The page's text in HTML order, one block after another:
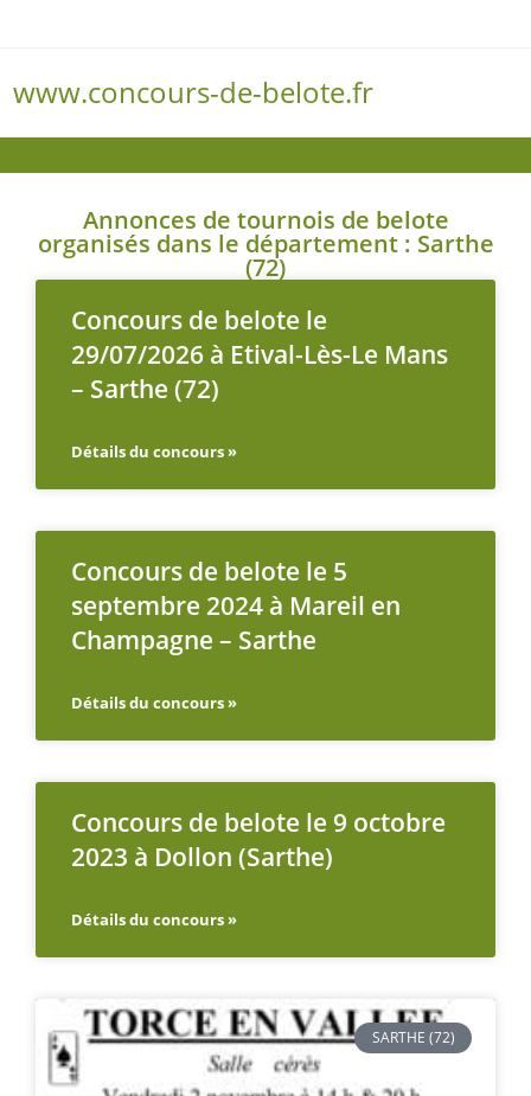
www.concours-de-belote.fr
Annonces de tournois de belote
organisés dans le département : Sarthe
(72)
Concours de belote le
29/07/2026 à Etival-Lès-Le Mans
– Sarthe (72)
Détails du concours »
Concours de belote le 5
septembre 2024 à Mareil en
Champagne – Sarthe
Détails du concours »
Concours de belote le 9 octobre
2023 à Dollon (Sarthe)
Détails du concours »
SARTHE (72)